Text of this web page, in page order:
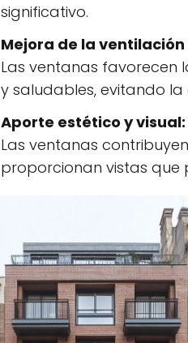
significativo.
Mejora de la
Las ventanas favorecen
y saludables, evitando
Aporte estético y visual:
Las ventanas
proporcionan vistas que